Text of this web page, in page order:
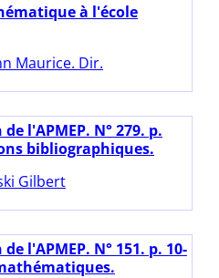
à l'école
Maurice. Dir.
l'APMEP. N° 279. p.
bibliographiques.
Gilbert
l'APMEP. N° 151. p. 10-